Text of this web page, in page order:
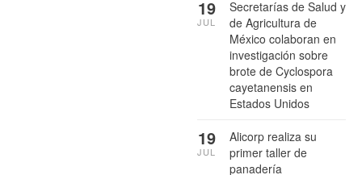
Secretarías de Salud y
de Agricultura de
México colaboran en
investigación sobre
brote de Cyclospora
cayetanensis en
Estados Unidos
19
JUL
Alicorp realiza su
primer taller de
panadería
19
JUL